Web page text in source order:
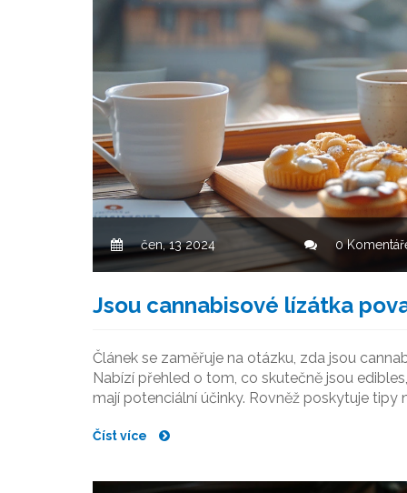
čen, 13 2024 0
Jsou cannabisové lízátka
Článek se zaměřuje na otázku, zda jsou
Nabízí přehled o tom, co skutečně jsou
mají potenciální účinky. Rovněž poskytuje
Číst více